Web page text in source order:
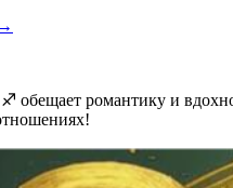
♐ обещает романтику и